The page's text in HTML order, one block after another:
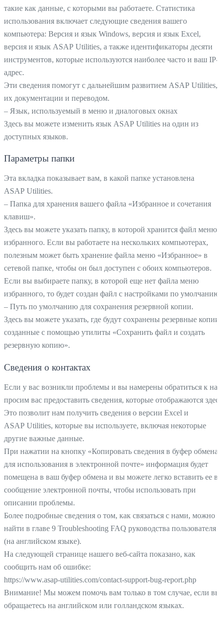
такие как данные, с которыми вы работаете. Статистика
использования включает следующие сведения вашего
компьютера: Версия и язык Windows, версия и язык Excel,
версия и язык ASAP Utilities, а также идентификаторы десяти
инструментов, которые используются наиболее часто и ваш IP-
адрес.
Эти сведения помогут с дальнейшим развитием ASAP Utilities,
их документации и переводом.
– Язык, используемый в меню и диалоговых окнах
Здесь вы можете изменить язык ASAP Utilities на один из
доступных языков.
Параметры папки
Эта вкладка показывает вам, в какой папке установлена
ASAP Utilities.
– Папка для хранения вашего файла «Избранное и сочетания
клавиш».
Здесь вы можете указать папку, в которой хранится файл меню
избранного. Если вы работаете на нескольких компьютерах,
полезным может быть хранение файла меню «Избранное» в
сетевой папке, чтобы он был доступен с обоих компьютеров.
Если вы выбираете папку, в которой еще нет файла меню
избранного, то будет создан файл с настройками по умолчанию.
– Путь по умолчанию для сохранения резервной копии.
Здесь вы можете указать, где будут сохранены резервные копии,
созданные с помощью утилиты «Сохранить файл и создать
резервную копию».
Сведения о контактах
Если у вас возникли проблемы и вы намерены обратиться к
просим вас предоставить сведения, которые отображаются
Это позволит нам получить сведения о версии Excel и
ASAP Utilities, которые вы используете, включая некоторые
другие важные данные.
При нажатии на кнопку «Копировать сведения в буфер обмена
для использования в электронной почте» информация будет
помещена в ваш буфер обмена и вы можете легко вставить ее в
сообщение электронной почты, чтобы использовать при
описании проблемы.
Более подробные сведения о том, как связаться с нами, можно
найти в главе 9 Troubleshooting FAQ руководства пользователя
(на английском языке).
На следующей странице нашего веб-сайта показано, как
сообщить нам об ошибке:
https://www.asap-utilities.com/contact-support-bug-report.php
Внимание! Мы можем помочь вам только в том случае, если вы
обращаетесь на английском или голландском языках.